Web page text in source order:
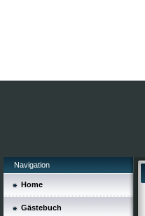
Navigation
Home
Gästebuch